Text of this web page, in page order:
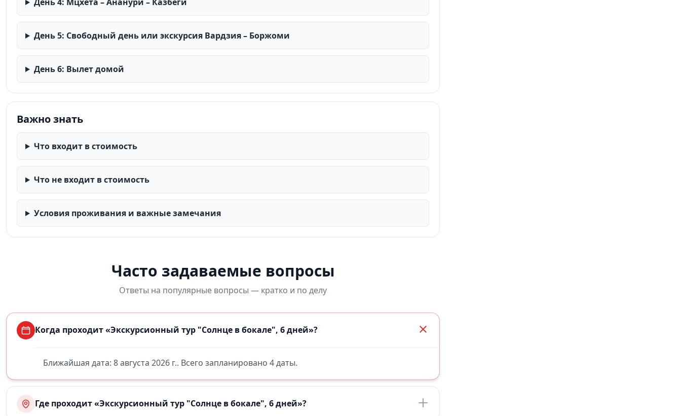
День 5: Свободный день или экскурсия Вардзия – Боржоми
День 6: Вылет домой
Важно знать
Что входит в стоимость
Что не входит в стоимость
Условия проживания и важные замечания
Часто задаваемые вопросы
Ответы на популярные вопросы — кратко и по делу
Когда проходит «Экскурсионный тур "Солнце в бокале", 6 дней»?
Ближайшая дата: 8 августа 2026 г.. Всего запланировано 4 даты.
Где проходит «Экскурсионный тур "Солнце в бокале", 6 дней»?